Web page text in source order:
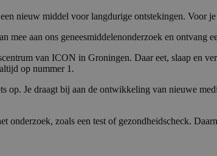
nieuw middel voor langdurige ontstekingen. Voor
mee aan ons geneesmiddelenonderzoek en ontvang
van ICON in Groningen. Daar eet, slaap en
op nummer 1.
op. Je draagt bij aan de ontwikkeling van nieuwe
onderzoek, zoals een test of gezondheidscheck.